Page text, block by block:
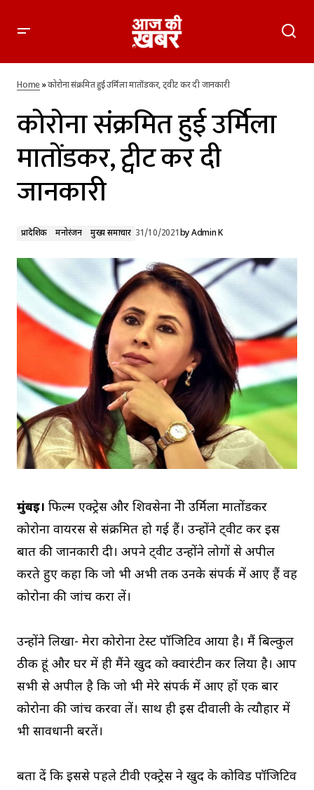
कोरोना संक्रमित हुई उर्मिला मातोंडकर, ट्वीट कर दी जानकारी
Home»कोरोना संक्रमित हुई उर्मिला मातोंडकर, ट्वीट कर दी जानकारी
कोरोना संक्रमित हुई उर्मिला
मातोंडकर, ट्वीट कर दी
जानकारी
प्रादेशिक मनोरंजन मुख्य समाचार 31/10/2021byAdmin K
मुंबई। फिल्म एक्ट्रेस और शिवसेना नेत्री उर्मिला मातोंडकर
कोरोना वायरस से संक्रमित हो गई हैं। उन्होंने ट्वीट कर इस
बात की जानकारी दी। अपने ट्वीट उन्होंने लोगों से अपील
करते हुए कहा कि जो भी अभी तक उनके संपर्क में आए हैं वह
कोरोना की जांच करा लें।
उन्होंने लिखा- मेरा कोरोना टेस्ट पॉजिटिव आया है। मैं बिल्कुल
ठीक हूं और घर में ही मैंने खुद को क्वारंटीन कर लिया है। आप
सभी से अपील है कि जो भी मेरे संपर्क में आए हों एक बार
कोरोना की जांच करवा लें। साथ ही इस दीवाली के त्यौहार में
भी सावधानी बरतें।
बता दें कि इससे पहले टीवी एक्ट्रेस ने खुद के कोविड पॉजिटिव